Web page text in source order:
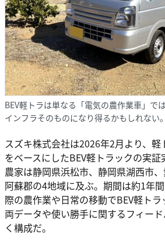
BEV軽トラは単なる「電気の農作業車」で
インフラそのものになり得るかもしれない。
スズキ株式会社は2026年2月より、軽
をベースにしたBEV軽トラックの実
農家は静岡県浜松市、静岡県湖西市
阿蘇郡の4地域に及ぶ。期間は約1年
際の農作業や日常の移動でBEV軽ト
両データや使い勝手に関するフィー
く構成だ。